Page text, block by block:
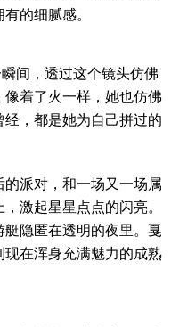
的细腻感。
间，透过这个镜头仿佛
着了火一样，她也仿佛
，都是她为自己拼过的
派对，和一场又一场属
激起星星点点的闪亮。
隐匿在透明的夜里。戛
在浑身充满魅力的成熟